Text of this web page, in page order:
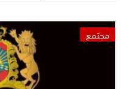
مجتمع